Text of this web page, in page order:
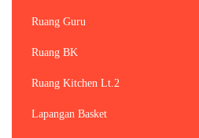
Ruang Guru
Ruang BK
Ruang Kitchen Lt.2
Lapangan Basket